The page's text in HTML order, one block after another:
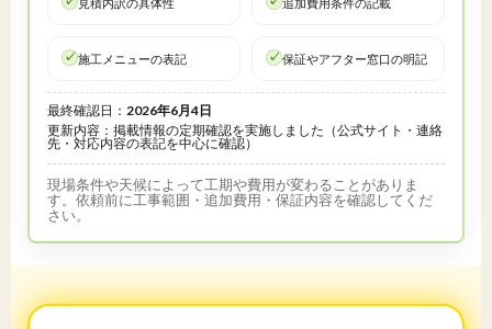
施工メニューの表記 保証やアフター窓口の明記
最終確認日： 2026年6月4日
更新内容：掲載情報の定期確認を実施しました（公式サイト・連絡
先・対応内容の表記を中心に確認）
現場条件や天候によって工期や費用が変わることがありま
す。依頼前に工事範囲・追加費用・保証内容を確認してくだ
さい。